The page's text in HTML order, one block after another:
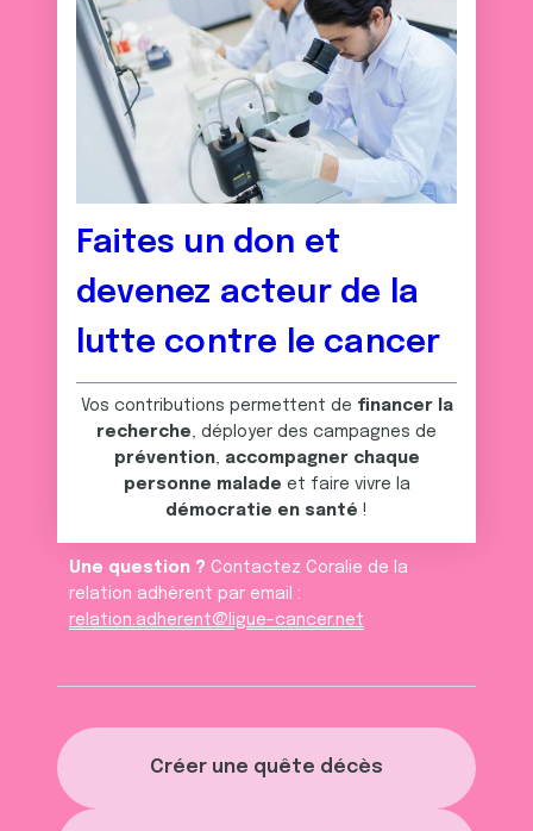
Créer une quête décès
Faites un don et
devenez acteur de la
lutte contre le cancer
Vos contributions permettent de financer la
recherche, déployer des campagnes de
prévention, accompagner chaque
personne malade et faire vivre la
démocratie en santé !
Une question ? Contactez Coralie de la
relation adhèrent par email :
relation.adherent@ligue-cancer.net